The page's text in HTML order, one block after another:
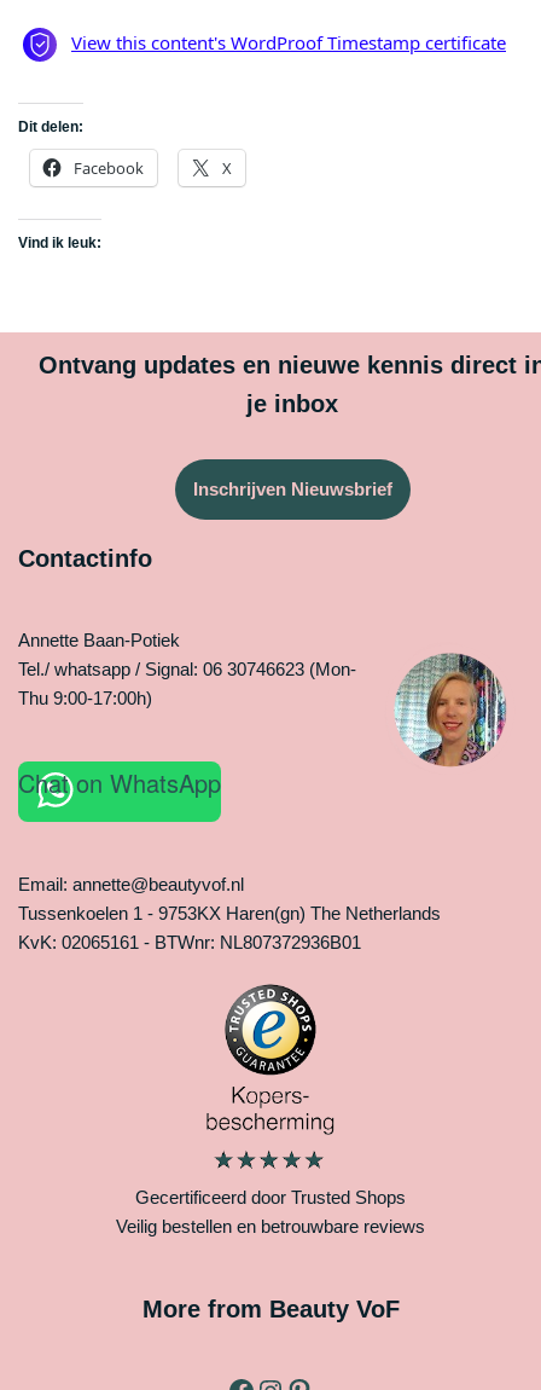
Dit delen:
Facebook X
Vind ik leuk:
Ontvang updates en nieuwe kennis direct
je inbox
Inschrijven Nieuwsbrief
Contactinfo
Annette Baan-Potiek
Tel./ whatsapp / Signal: 06 30746623 (Mon-
Thu 9:00-17:00h)
Chat on WhatsApp
Email: annette@beautyvof.nl
Tussenkoelen 1 - 9753KX Haren(gn) The Netherlands
KvK: 02065161 - BTWnr: NL807372936B01
Gecertificeerd door Trusted Shops
Veilig bestellen en betrouwbare reviews
More from Beauty VoF